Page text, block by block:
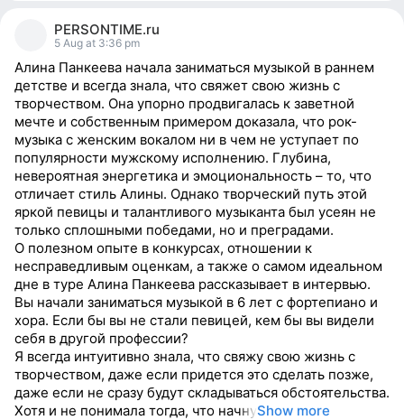
PERSONTIME.ru
5 Aug at 3:36 pm
Алина Панкеева начала заниматься музыкой в раннем
детстве и всегда знала, что свяжет свою жизнь с
творчеством. Она упорно продвигалась к заветной
мечте и собственным примером доказала, что рок-
музыка с женским вокалом ни в чем не уступает по
популярности мужскому исполнению. Глубина,
невероятная энергетика и эмоциональность – то, что
отличает стиль Алины. Однако творческий путь этой
яркой певицы и талантливого музыканта был усеян не
только сплошными победами, но и преградами.
О полезном опыте в конкурсах, отношении к
несправедливым оценкам, а также о самом идеальном
дне в туре Алина Панкеева рассказывает в интервью.
Вы начали заниматься музыкой в 6 лет с фортепиано и
хора. Если бы вы не стали певицей, кем бы вы видели
себя в другой профессии?
Я всегда интуитивно знала, что свяжу свою жизнь с
творчеством, даже если придется это сделать позже,
даже если не сразу будут складываться обстоятельства.
Хотя и не понимала тогда, что начнуShow more